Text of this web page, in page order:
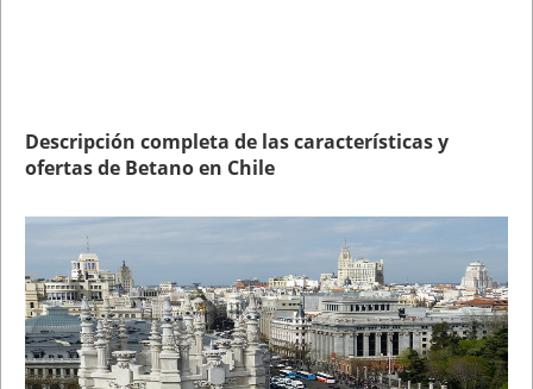
Descripción completa de las características y
ofertas de Betano en Chile